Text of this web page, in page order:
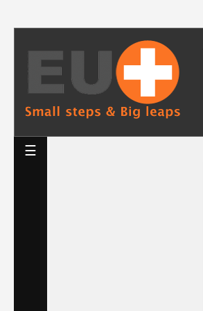
☰
Tüm
Ürünler
Islak